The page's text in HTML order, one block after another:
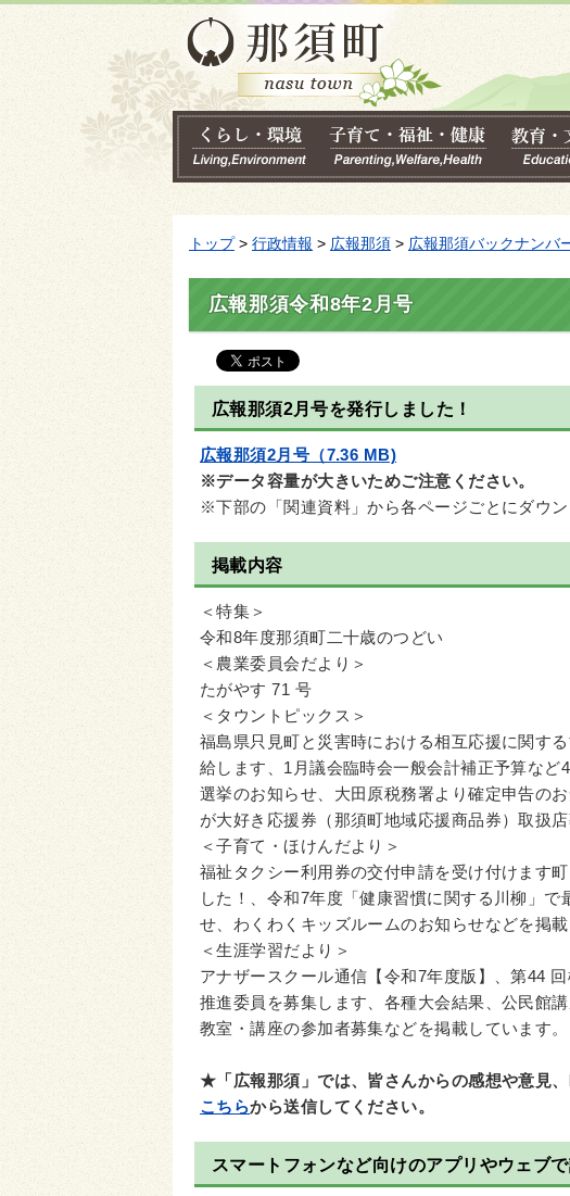
トップ> 行政情報 > 広報那須 > 広報那須バックナンバ
広報那須令和8年2月号
広報那須2月号を発行しました！
広報那須2月号（7.36 MB)
※データ容量が大きいためご注意ください。
※下部の「関連資料」から各ページごとにダウン
掲載内容
＜特集＞
令和8年度那須町二十歳のつどい
＜農業委員会だより＞
たがやす 71 号
＜タウントピックス＞
福島県只見町と災害時における相互応援に関す
給します、1月議会臨時会一般会計補正予算な
選挙のお知らせ、大田原税務署より確定申告の
が大好き応援券（那須町地域応援商品券）取扱
＜子育て・ほけんだより＞
福祉タクシー利用券の交付申請を受け付けます
した！、令和7年度「健康習慣に関する川柳」
せ、わくわくキッズルームのお知らせなどを掲載
＜生涯学習だより＞
アナザースクール通信【令和7年度版】、第44
推進委員を募集します、各種大会結果、公民館
教室・講座の参加者募集などを掲載しています。
★「広報那須」では、皆さんからの感想や意見
こちらから送信してください。
スマートフォンなど向けのアプリやウェブ